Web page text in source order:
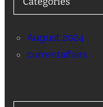
August 2024
currentaffairs